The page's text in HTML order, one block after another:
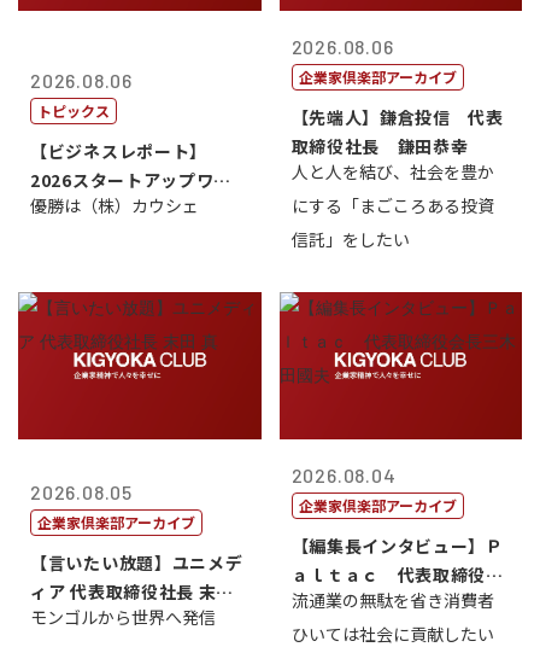
2026.08.06
トピックス
【ビジネスレポート】
2026スタートアップワー
ルドカップ東京
優勝は（株）カウシェ
2026.08.06
企業家倶楽部アーカイブ
【先端人】鎌倉投信 代表
取締役社長 鎌田恭幸
人と人を結び、社会を豊か
にする「まごころある投資
信託」をしたい
2026.08.05
企業家倶楽部アーカイブ
【言いたい放題】ユニメデ
ィア 代表取締役社長 末田
真
モンゴルから世界へ発信
2026.08.04
企業家倶楽部アーカイブ
【編集長インタビュー】Ｐ
ａｌｔａｃ 代表取締役会
長三木田國夫
流通業の無駄を省き消費者
ひいては社会に貢献したい